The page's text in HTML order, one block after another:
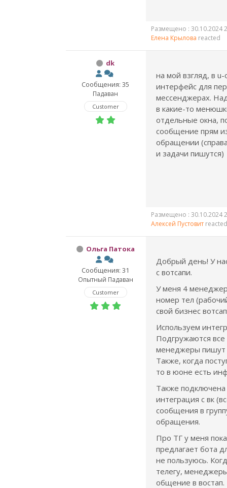
Размещено : 30.10.2024
Елена Крылова reacted
dk
Сообщения: 35
Падаван
Customer
на мой взгляд, в
интерфейс для
мессенджерах.
в какие-то
отдельные окна,
сообщение прям
обращении
и задачи пишутся)
Размещено : 30.10.2024
Алексей Пустовит reacted
Ольга Патока
Сообщения: 31
Опытный Падаван
Customer
Добрый день! У
с вотсапи.
У меня 4
номер тел
свой бизнес
Используем
Подгружаются
менеджеры пишут
Также, когда
то в юоне есть
Также подключена
интеграция с вк
сообщения в
обращения.
Про ТГ у меня
предлагает бота
не пользуюсь.
телегу,
общение в востап.